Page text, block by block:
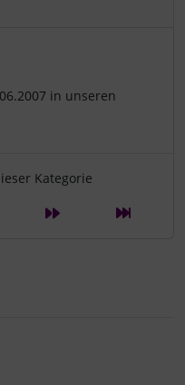
in unseren
innerhalb
Kategorie